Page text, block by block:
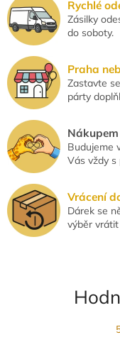
Rychlé
Zásilky
do soboty.
Praha
Zastavte
párty
Budujeme
Vás vždy s
Vrácení
Dárek se
výběr